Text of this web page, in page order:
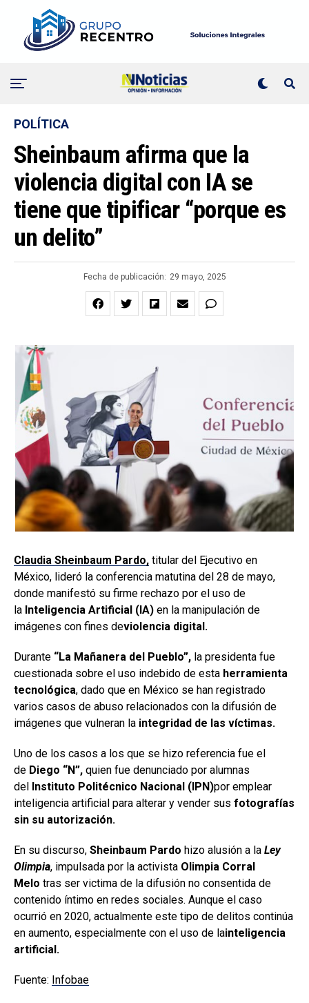
POLÍTICA
Sheinbaum afirma que la
violencia digital con IA se
tiene que tipificar “porque es
un delito”
Fecha de publicación: 29 mayo, 2025
Claudia Sheinbaum Pardo, titular del Ejecutivo en
México, lideró la conferencia matutina del 28 de mayo,
donde manifestó su firme rechazo por el uso de
la Inteligencia Artificial (IA) en la manipulación de
imágenes con fines deviolencia digital.
Durante “La Mañanera del Pueblo”, la presidenta fue
cuestionada sobre el uso indebido de esta herramienta
tecnológica, dado que en México se han registrado
varios casos de abuso relacionados con la difusión de
imágenes que vulneran la integridad de las víctimas.
Uno de los casos a los que se hizo referencia fue el
de Diego “N”, quien fue denunciado por alumnas
del Instituto Politécnico Nacional (IPN)por emplear
inteligencia artificial para alterar y vender sus fotografías
sin su autorización.
En su discurso, Sheinbaum Pardo hizo alusión a la Ley
Olimpia, impulsada por la activista Olimpia Corral
Melo tras ser victima de la difusión no consentida de
contenido íntimo en redes sociales. Aunque el caso
ocurrió en 2020, actualmente este tipo de delitos continúa
en aumento, especialmente con el uso de lainteligencia
artificial.
Fuente: Infobae